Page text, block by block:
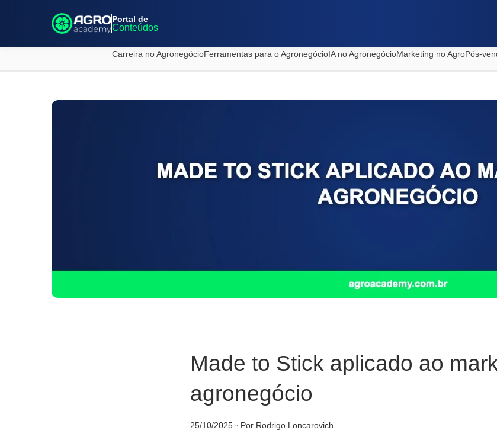
Portal de
Conteúdos
Carreira no AgronegócioFerramentas para o AgronegócioIA no AgronegócioMarketing no AgroPós-
Made to Stick aplicado ao
agronegócio
25/10/2025 ◦ Por Rodrigo Loncarovich